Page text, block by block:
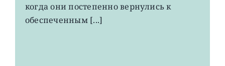
когда они постепенно вернулись к
обеспеченным [...]